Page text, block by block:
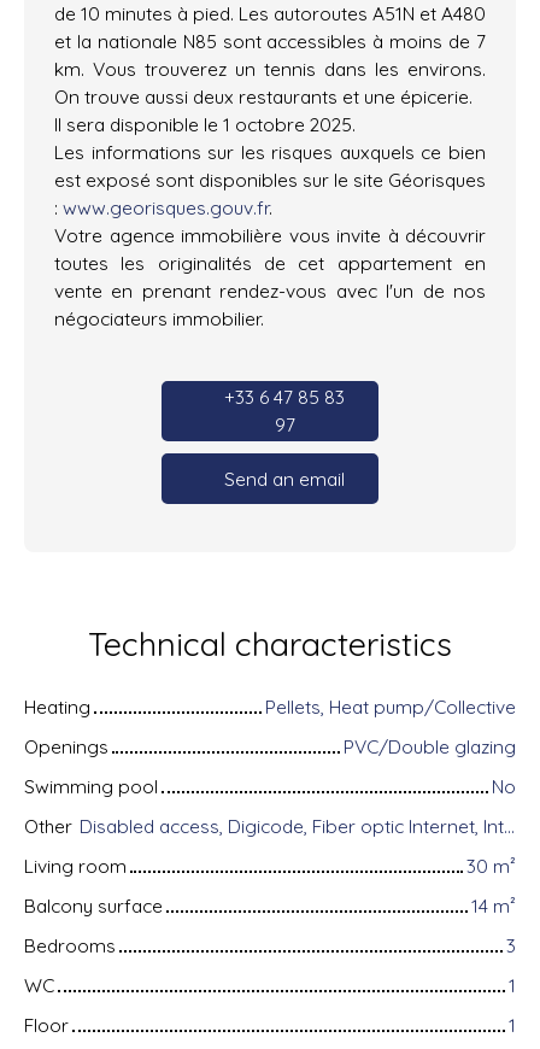
de 10 minutes à pied. Les autoroutes A51N et A480
et la nationale N85 sont accessibles à moins de 7
km. Vous trouverez un tennis dans les environs.
On trouve aussi deux restaurants et une épicerie.
Il sera disponible le 1 octobre 2025.
Les informations sur les risques auxquels ce bien
est exposé sont disponibles sur le site Géorisques
: www.georisques.gouv.fr.
Votre agence immobilière vous invite à découvrir
toutes les originalités de cet appartement en
vente en prenant rendez-vous avec l'un de nos
négociateurs immobilier.
+33 6 47 85 83
97
Send an email
Technical characteristics
Heating
Pellets, Heat pump/Collective
Openings
PVC/Double glazing
Swimming pool
No
Other
Disabled access, Digicode, Fiber optic Internet, Intercom, Bike storage, Motorized gate, Videophone, Electric shutters
Living room
30 m²
Balcony surface
14 m²
Bedrooms
3
WC
1
Floor
1